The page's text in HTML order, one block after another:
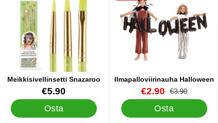
Meikkisivellinsetti Snazaroo
Tuote.nro 13517
€5.90
Osta
Ilmapalloviirinauha Halloween
Tuote.nro 43775
uusi hinta
€2.90 vanha hinta
€3.90
Osta